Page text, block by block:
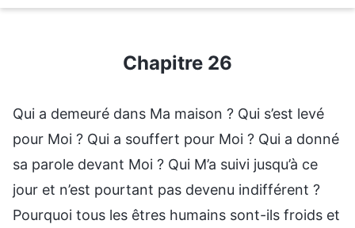
Chapitre 26
Qui a demeuré dans Ma maison ? Qui s’est levé
pour Moi ? Qui a souffert pour Moi ? Qui a donné
sa parole devant Moi ? Qui M’a suivi jusqu’à ce
jour et n’est pourtant pas devenu indifférent ?
Pourquoi tous les êtres humains sont-ils froids et